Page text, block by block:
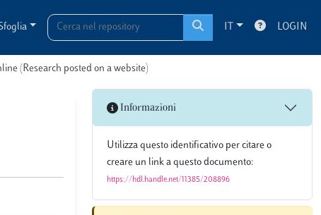
IT LOGIN
(Research posted on a website)
Informazioni
Utilizza questo identificativo per citare o
creare un link a questo documento:
https://hdl.handle.net/11385/208896